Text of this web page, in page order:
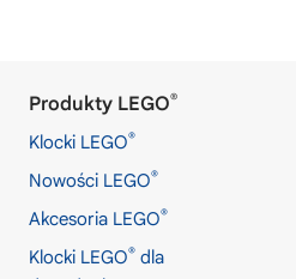
Produkty LEGO®
Klocki LEGO®
Nowości LEGO®
Akcesoria LEGO®
Klocki LEGO® dla